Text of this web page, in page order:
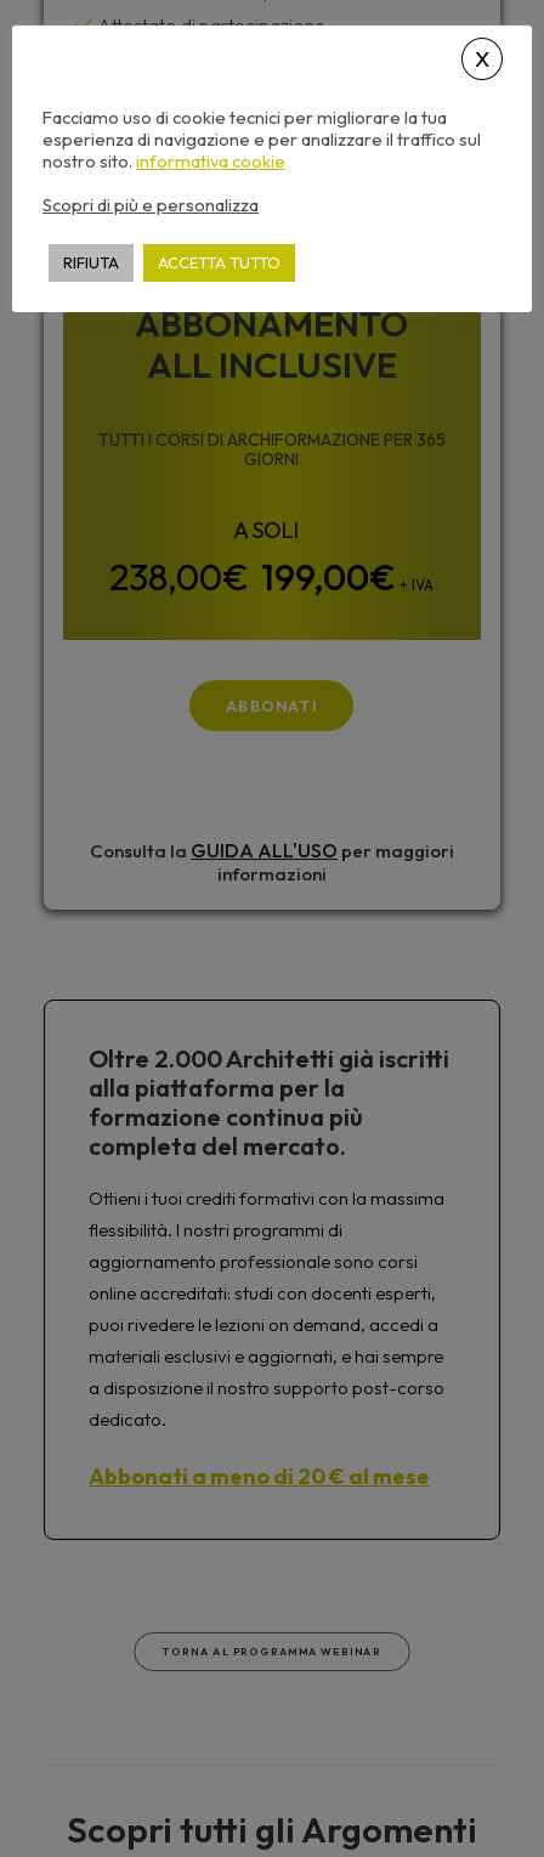
Attestato di partecipazione
Desideri accedere a tutti i corsi di
ABBONAMENTO
ALL INCLUSIVE
TUTTI I CORSI DI ARCHIFORMAZIONE PER 365
GIORNI
199,00€ + IVA
ABBONATI
Consulta la GUIDA ALL'USO per maggiori
informazioni
Oltre 2.000 Architetti già iscritti
alla piattaforma per la
formazione continua più
completa del mercato.
Ottieni i tuoi crediti formativi con la massima
flessibilità. I nostri programmi di
aggiornamento professionale sono corsi
online accreditati: studi con docenti esperti,
puoi rivedere le lezioni on demand, accedi a
materiali esclusivi e aggiornati, e hai sempre
a disposizione il nostro supporto post-corso
dedicato.
Abbonati a meno di 20 € al mese
TORNA AL PROGRAMMA WEBINAR
Scopri tutti gli Argomenti
Facciamo uso di cookie tecnici per migliorare la tua
esperienza di navigazione e per analizzare il traffico sul
nostro sito. informativa cookie
Scopri di più e personalizza
RIFIUTA ACCETTA TUTTO